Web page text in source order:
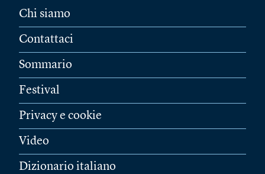
Chi siamo
Contattaci
Sommario
Festival
Privacy e cookie
Video
Dizionario italiano